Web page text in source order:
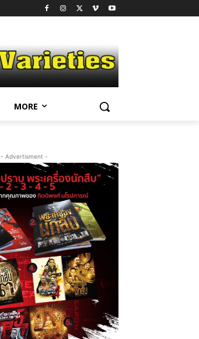
MORE
- Advertisment -